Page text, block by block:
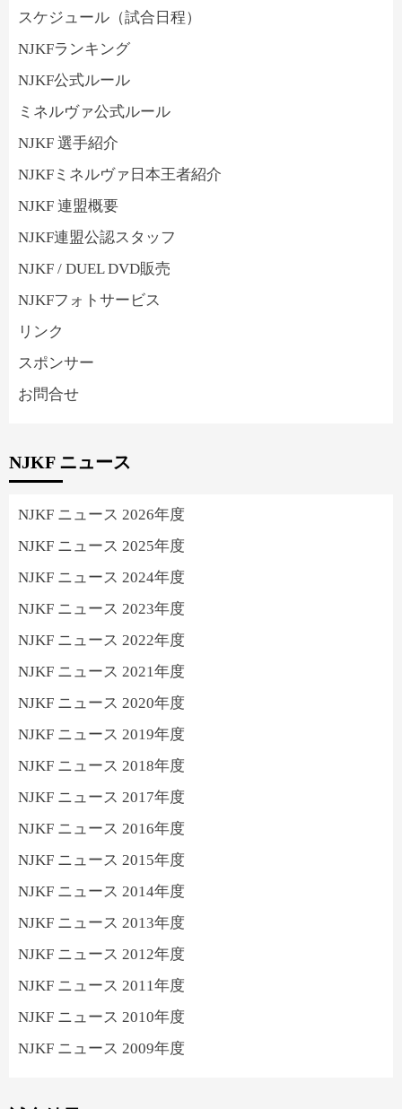
スケジュール（試合日程）
NJKFランキング
NJKF公式ルール
ミネルヴァ公式ルール
NJKF 選手紹介
NJKFミネルヴァ日本王者紹介
NJKF 連盟概要
NJKF連盟公認スタッフ
NJKF / DUEL DVD販売
NJKFフォトサービス
リンク
スポンサー
お問合せ
NJKF ニュース
NJKF ニュース 2026年度
NJKF ニュース 2025年度
NJKF ニュース 2024年度
NJKF ニュース 2023年度
NJKF ニュース 2022年度
NJKF ニュース 2021年度
NJKF ニュース 2020年度
NJKF ニュース 2019年度
NJKF ニュース 2018年度
NJKF ニュース 2017年度
NJKF ニュース 2016年度
NJKF ニュース 2015年度
NJKF ニュース 2014年度
NJKF ニュース 2013年度
NJKF ニュース 2012年度
NJKF ニュース 2011年度
NJKF ニュース 2010年度
NJKF ニュース 2009年度